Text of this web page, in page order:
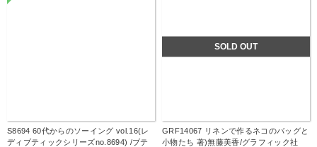
S8694 60代からのソーイング vol.16(レ
ディブティックシリーズno.8694) /ブテ
SOLD OUT
GRF14067 リネンで作るネコのバッグと
小物たち 著)無藤美香/グラフィック社